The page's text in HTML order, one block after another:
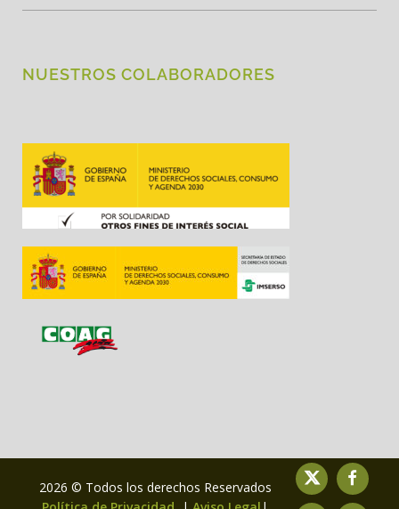
NUESTROS COLABORADORES
2026 © Todos los derechos Reservados